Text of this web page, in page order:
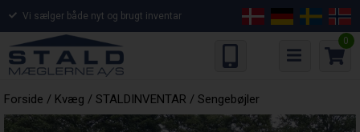
Vi sælger både nyt og brugt inventar
0
Forside / Kvæg / STALDINVENTAR / Sengebøjler